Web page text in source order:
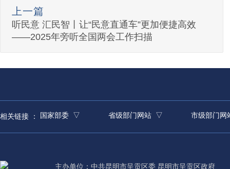
上一篇
听民意 汇民智丨让“民意直通车”更加便捷高效
——2025年旁听全国两会工作扫描
相关链接 ： 国家部委 ▽ 省级部门网站 ▽ 市级部门
主办单位：中共昆明市呈贡区委 昆明市呈贡区政府